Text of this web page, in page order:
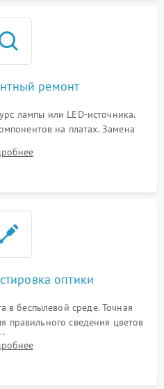
ремонт
лампы или LED-источника.
на платах. Замена
установка нового цветового
сгоревших поляризационных
оптики
в беспылевой среде. Точная
правильного сведения цветов
подключение всех
и закрытие корпуса